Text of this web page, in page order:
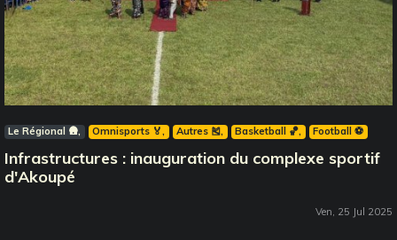
Le Régional 🛖 Omnisports 🏅 Autres 🎽 Basketball 🏀 Football ⚽️
Infrastructures : inauguration du complexe sportif
d'Akoupé
Ven, 25 Jul 2025